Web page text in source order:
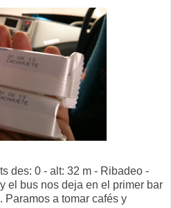
des: 0 - alt: 32 m - Ribadeo -
el bus nos deja en el primer bar
a tomar cafés y